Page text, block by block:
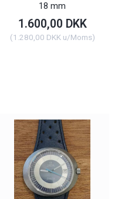
18 mm
1.600,00 DKK
(1.280,00 DKKu/Moms)